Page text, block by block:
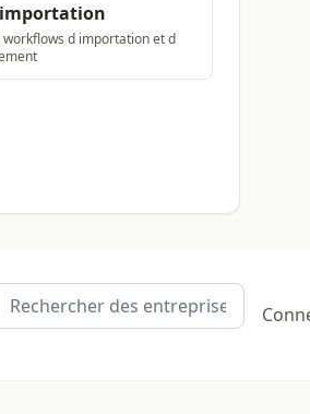
workflows d importation et d